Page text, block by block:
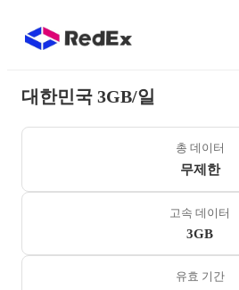
대한민국 3GB/일
총 데이터
무제한
고속 데이터
3GB
유효 기간